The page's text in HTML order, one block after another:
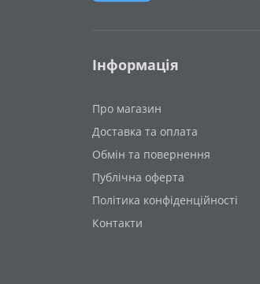
Інформація
Про магазин
Доставка та оплата
Обмін та повернення
Публічна оферта
Політика конфіденційності
Контакти